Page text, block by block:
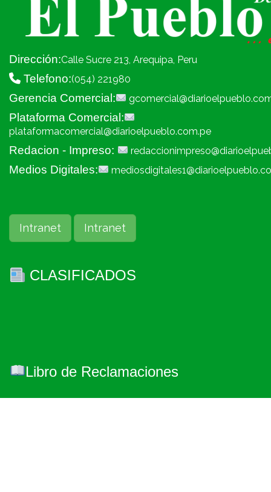
Dirección:Calle Sucre 213, Arequipa, Peru
Telefono:(054) 221980
Gerencia Comercial:
Plataforma Comercial:
plataformacomercial@diarioelpueblo.com.pe
Redacion - Impreso:
Medios Digitales:
Intranet Intranet
CLASIFICADOS
Libro de Reclamaciones